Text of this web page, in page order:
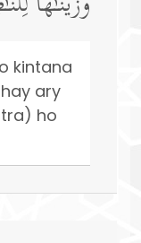
kintana
ary
ho